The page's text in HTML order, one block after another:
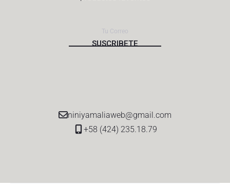
niniyamaliaweb@gmail.com
+58 (424) 235.18.79